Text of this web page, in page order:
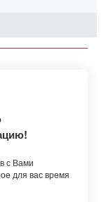
с Вами
для вас время